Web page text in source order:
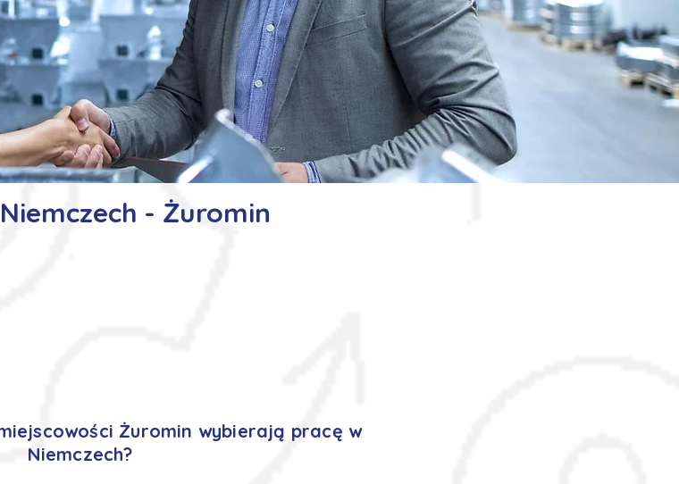
- Żuromin
Żuromin wybierają pracę w
Niemczech?